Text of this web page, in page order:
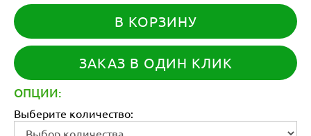
В КОРЗИНУ
ЗАКАЗ В ОДИН КЛИК
ОПЦИИ:
Выберите количество: